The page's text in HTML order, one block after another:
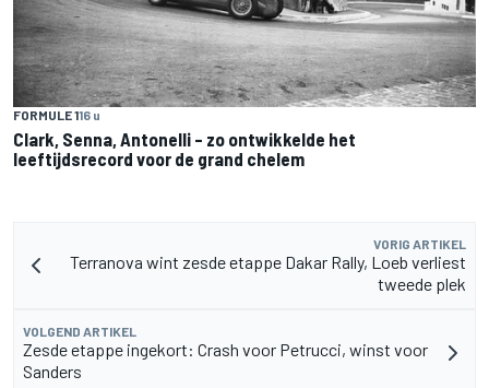
FORMULE 116 u
Clark, Senna, Antonelli – zo ontwikkelde het
leeftijdsrecord voor de grand chelem
VORIG ARTIKEL
Terranova wint zesde etappe Dakar Rally, Loeb verliest
tweede plek
VOLGEND ARTIKEL
Zesde etappe ingekort: Crash voor Petrucci, winst voor
Sanders